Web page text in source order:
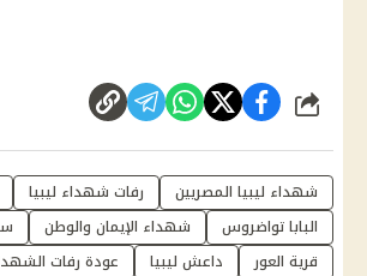
شارك
شهداء ليبيا المصريين رفات شهداء ليبيا
البابا تواضروس
شهداء الإيمان والوطن
قرية العور
داعش ليبيا
عودة رفات